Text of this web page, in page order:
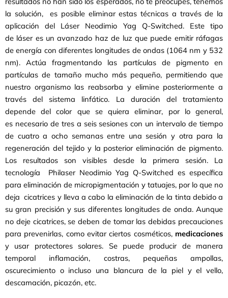
la solución, es posible eliminar estas técnicas a través de la
aplicación del Láser Neodimio Yag Q-Switched. Este tipo
de láser es un avanzado haz de luz que puede emitir ráfagas
de energía con diferentes longitudes de ondas (1064 nm y 532
nm). Actúa fragmentando las partículas de pigmento en
partículas de tamaño mucho más pequeño, permitiendo que
nuestro organismo las reabsorba y elimine posteriormente a
través del sistema linfático. La duración del tratamiento
depende del color que se quiera eliminar, por lo general,
es necesario de tres a seis sesiones con un intervalo de tiempo
de cuatro a ocho semanas entre una sesión y otra para la
regeneración del tejido y la posterior eliminación de pigmento.
Los resultados son visibles desde la primera sesión. La
tecnología Philaser Neodimio Yag Q-Switched es específica
para eliminación de micropigmentación y tatuajes, por lo que no
deja cicatrices y lleva a cabo la eliminación de la tinta debido a
su gran precisión y sus diferentes longitudes de onda. Aunque
no deje cicatrices, se deben de tomar las debidas precauciones
para prevenirlas, como evitar ciertos cosméticos, medicaciones
y usar protectores solares. Se puede producir de manera
temporal inflamación, costras, pequeñas ampollas,
oscurecimiento o incluso una blancura de la piel y el vello,
descamación, picazón, etc.